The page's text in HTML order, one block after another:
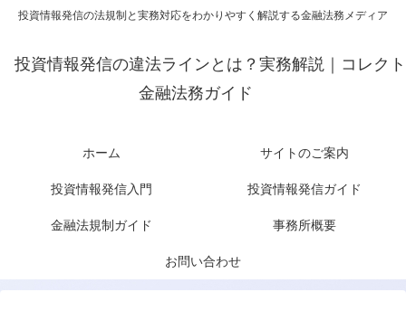
投資情報発信の法規制と実務対応をわかりやすく解説する金融法務メディア
投資情報発信の違法ラインとは？実務解説｜コレクト
金融法務ガイド
ホーム サイトのご案内
投資情報発信入門 投資情報発信ガイド
金融法規制ガイド 事務所概要
お問い合わせ